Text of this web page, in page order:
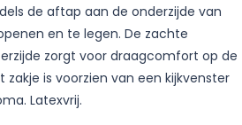
de aftap aan de onderzijde van
en te legen. De zachte
zorgt voor draagcomfort op de
zakje is voorzien van een kijkvenster
Latexvrij.